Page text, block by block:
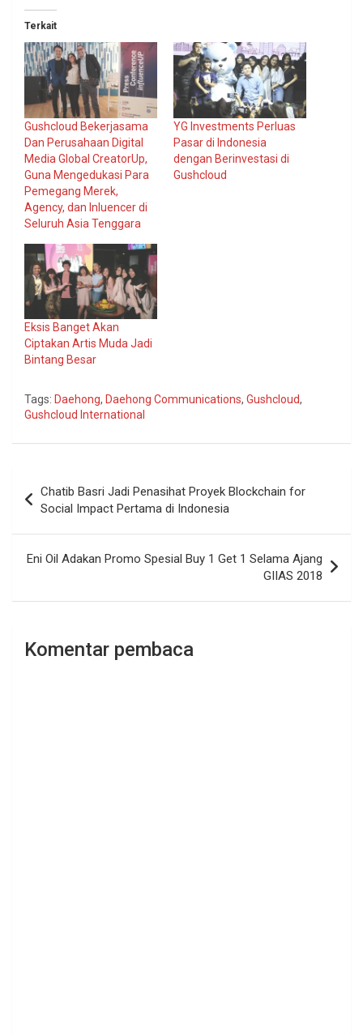
Terkait
Gushcloud Bekerjasama
Dan Perusahaan Digital
Media Global CreatorUp,
Guna Mengedukasi Para
Pemegang Merek,
Agency, dan Inluencer di
Seluruh Asia Tenggara
YG Investments Perluas
Pasar di Indonesia
dengan Berinvestasi di
Gushcloud
Eksis Banget Akan
Ciptakan Artis Muda Jadi
Bintang Besar
Tags: Daehong, Daehong Communications, Gushcloud,
Gushcloud International
pos
Chatib Basri Jadi Penasihat Proyek Blockchain for
Social Impact Pertama di Indonesia
Eni Oil Adakan Promo Spesial Buy 1 Get 1 Selama Ajang
GIIAS 2018
Komentar pembaca